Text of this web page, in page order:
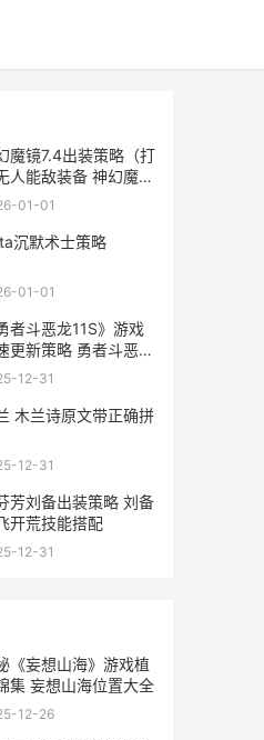
魔镜7.4出装策略（打
人能敌装备 神幻魔镜
01-01
沉默术士策略
01-01
者斗恶龙11S》游戏
更新策略 勇者斗恶龙
角色培养
12-31
木兰诗原文带正确拼
12-31
芳刘备出装策略 刘备
开荒技能搭配
12-31
《妄想山海》游戏植
集 妄想山海位置大全
12-26